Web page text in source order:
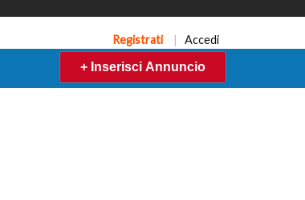
Registrati | Accedi
+ Inserisci Annuncio